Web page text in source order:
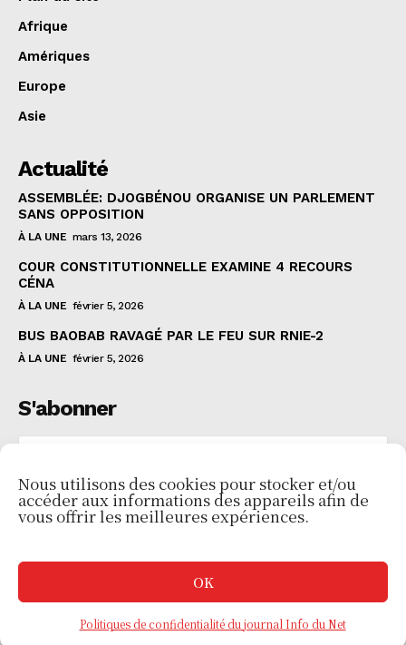
Nous utilisons des cookies pour stocker et/ou
accéder aux informations des appareils afin de
vous offrir les meilleures expériences.
OK
Politiques de confidentialité du journal Info du Net
Afrique
Amériques
Europe
Asie
Actualité
ASSEMBLÉE: DJOGBÉNOU ORGANISE UN PARLEMENT
SANS OPPOSITION
À LA UNE mars 13, 2026
COUR CONSTITUTIONNELLE EXAMINE 4 RECOURS
CÉNA
À LA UNE février 5, 2026
BUS BAOBAB RAVAGÉ PAR LE FEU SUR RNIE-2
À LA UNE février 5, 2026
S'abonner
JE VEUX M'INSCRIRE
© 2024 Info Du Net. Tous droits réservés.